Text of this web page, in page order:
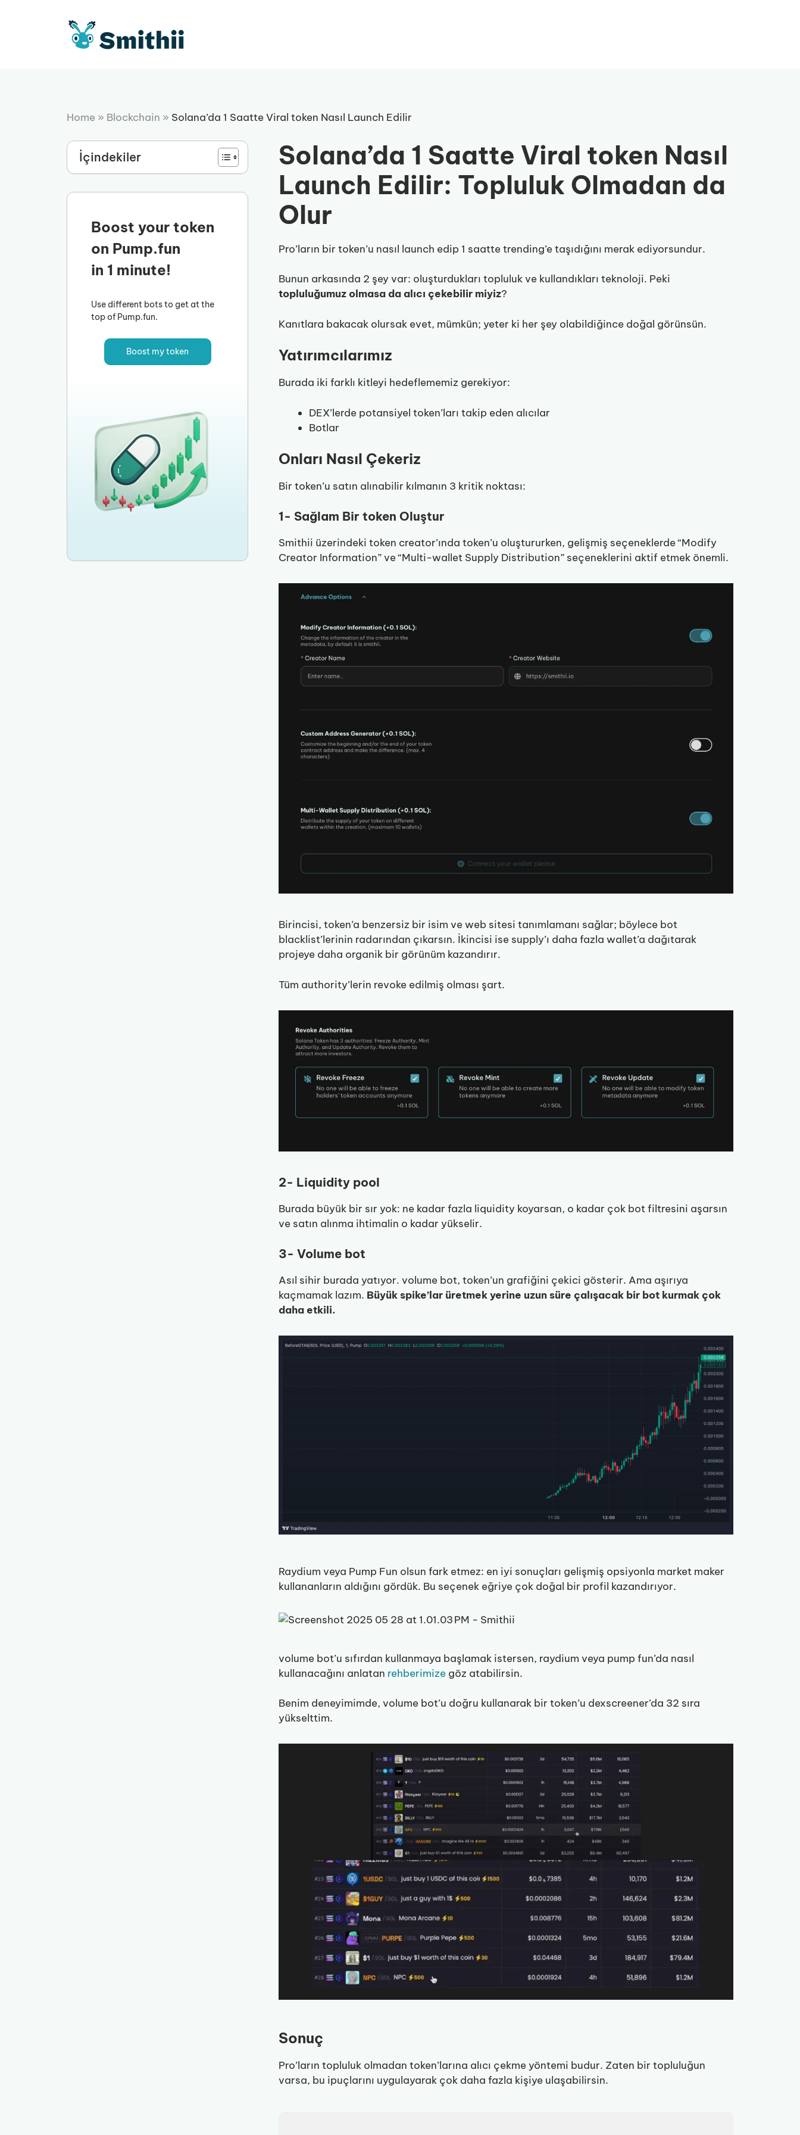
Home » Blockchain » Solana’da 1 Saatte Viral token Nasıl Launch Edilir
İçindekiler
Boost your token
on Pump.fun
in 1 minute!
Use different bots to get at the
top of Pump.fun.
Boost my token
Solana’da 1 Saatte Viral token Nasıl
Launch Edilir: Topluluk Olmadan da
Olur
Pro’ların bir token’u nasıl launch edip 1 saatte trending’e taşıdığını merak ediyorsundur.
Bunun arkasında 2 şey var: oluşturdukları topluluk ve kullandıkları teknoloji. Peki
topluluğumuz olmasa da alıcı çekebilir miyiz?
Kanıtlara bakacak olursak evet, mümkün; yeter ki her şey olabildiğince doğal görünsün.
Yatırımcılarımız
Burada iki farklı kitleyi hedeflememiz gerekiyor:
DEX’lerde potansiyel token’ları takip eden alıcılar
Botlar
Onları Nasıl Çekeriz
Bir token’u satın alınabilir kılmanın 3 kritik noktası:
1- Sağlam Bir token Oluştur
Smithii üzerindeki token creator’ında token’u oluştururken, gelişmiş seçeneklerde “Modify
Creator Information” ve “Multi-wallet Supply Distribution” seçeneklerini aktif etmek önemli.
Birincisi, token’a benzersiz bir isim ve web sitesi tanımlamanı sağlar; böylece bot
blacklist’lerinin radarından çıkarsın. İkincisi ise supply’ı daha fazla wallet’a dağıtarak
projeye daha organik bir görünüm kazandırır.
Tüm authority’lerin revoke edilmiş olması şart.
2- Liquidity pool
Burada büyük bir sır yok: ne kadar fazla liquidity koyarsan, o kadar çok bot filtresini aşarsın
ve satın alınma ihtimalin o kadar yükselir.
3- Volume bot
Asıl sihir burada yatıyor. volume bot, token’un grafiğini çekici gösterir. Ama aşırıya
kaçmamak lazım. Büyük spike’lar üretmek yerine uzun süre çalışacak bir bot kurmak çok
daha etkili.
Raydium veya Pump Fun olsun fark etmez: en iyi sonuçları gelişmiş opsiyonla market maker
kullananların aldığını gördük. Bu seçenek eğriye çok doğal bir profil kazandırıyor.
volume bot’u sıfırdan kullanmaya başlamak istersen, raydium veya pump fun’da nasıl
kullanacağını anlatan rehberimize göz atabilirsin.
Benim deneyimimde, volume bot’u doğru kullanarak bir token’u dexscreener’da 32 sıra
yükselttim.
Sonuç
Pro’ların topluluk olmadan token’larına alıcı çekme yöntemi budur. Zaten bir topluluğun
varsa, bu ipuçlarını uygulayarak çok daha fazla kişiye ulaşabilirsin.